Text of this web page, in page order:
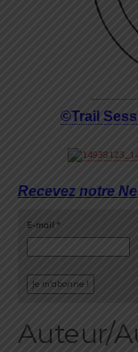
©Trail
Recevez notre
E-mail *
Auteur/